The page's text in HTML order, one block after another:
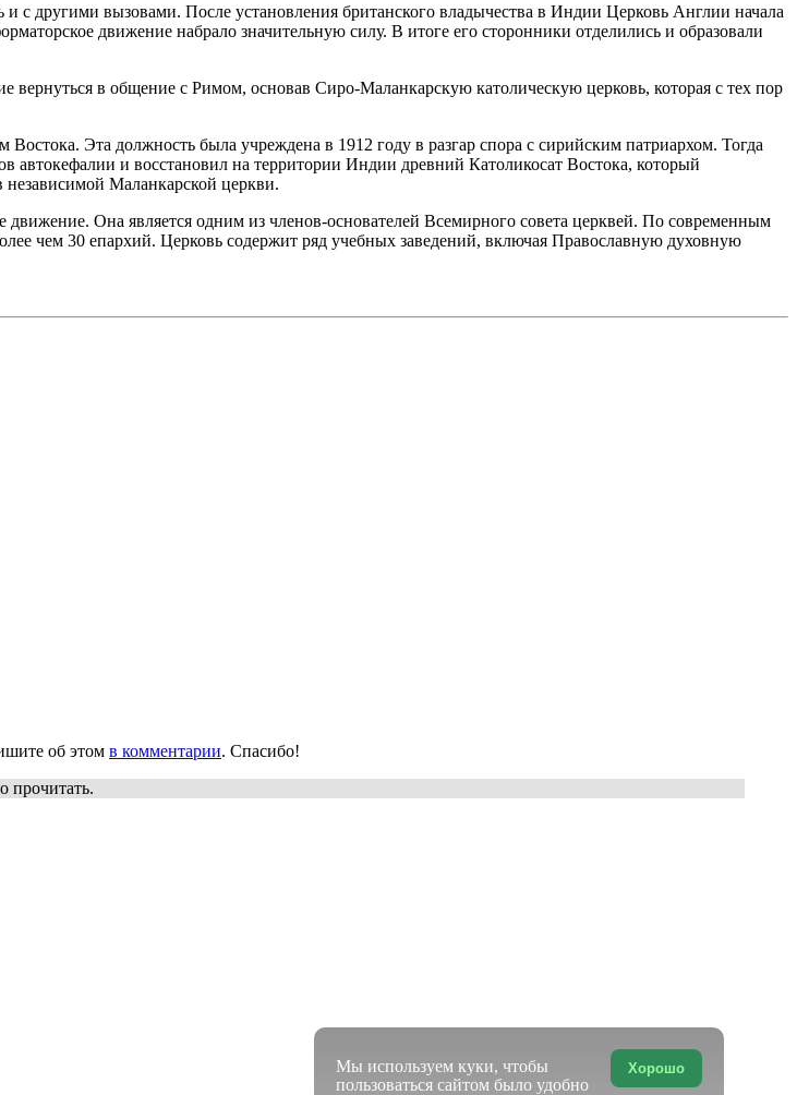
с другими вызовами. После установления британского владычества в Индии Церковь Англии начала
движение набрало значительную силу. В итоге его сторонники отделились и образовали
вернуться в общение с Римом, основав Сиро-Маланкарскую католическую церковь, которая с тех пор
Востока. Эта должность была учреждена в 1912 году в разгар спора с сирийским патриархом. Тогда
и восстановил на территории Индии древний Католикосат Востока, который
независимой Маланкарской церкви.
Она является одним из членов-основателей Всемирного совета церквей. По современным
чем 30 епархий. Церковь содержит ряд учебных заведений, включая Православную духовную
об этом в комментарии. Спасибо!
прочитать.
Хорошо
Мы используем куки, чтобы
пользоваться сайтом было удобно